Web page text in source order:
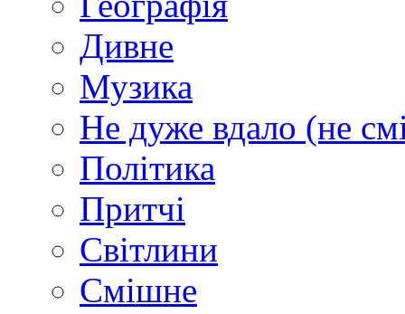
Дивне
Музика
Не дуже вдало (не
Політика
Притчі
Світлини
Смішне